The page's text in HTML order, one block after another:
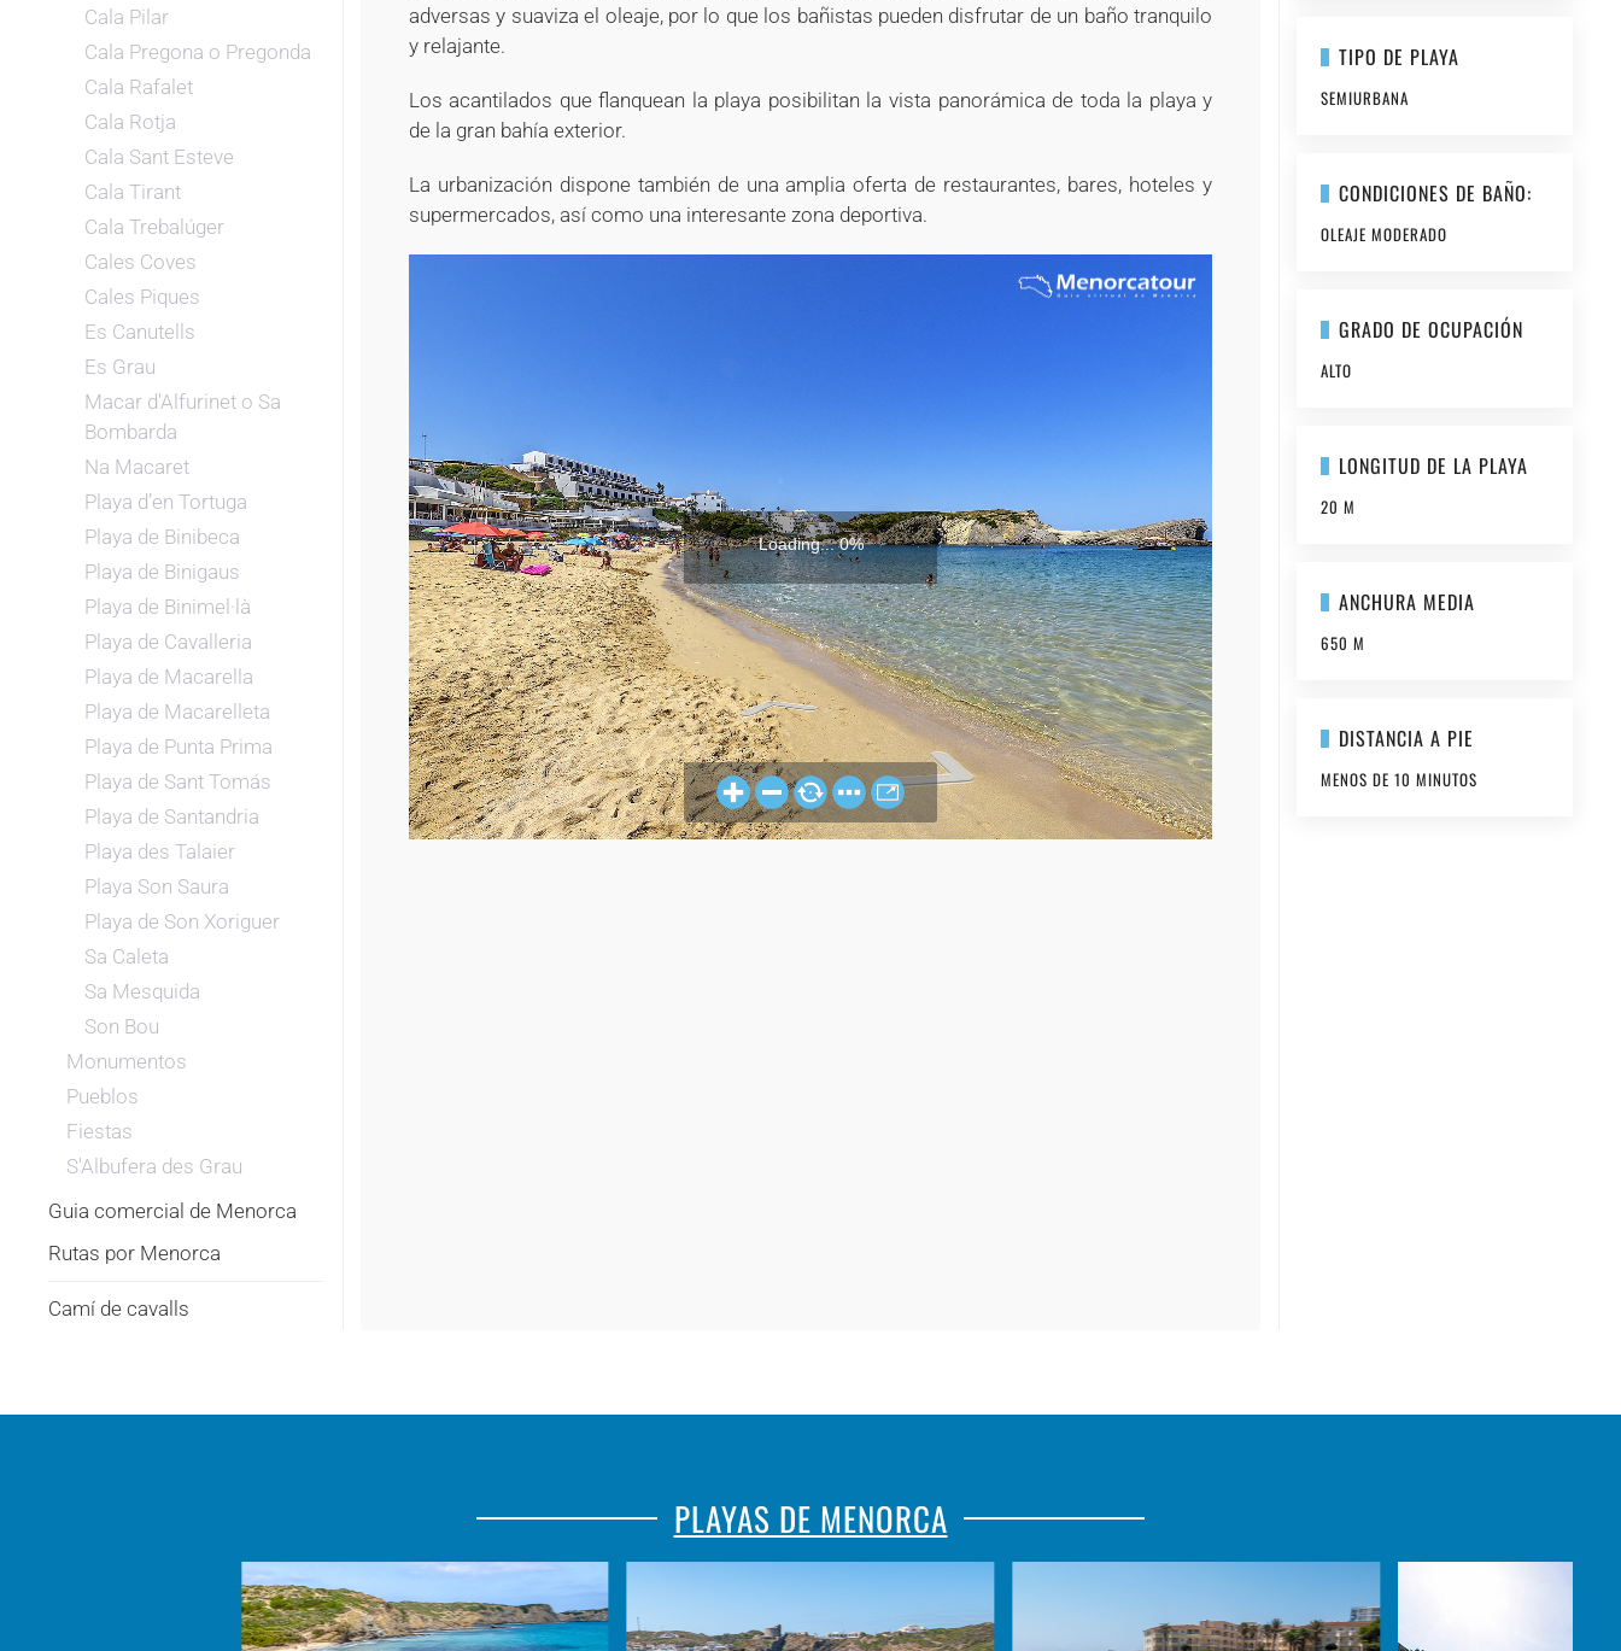
Cala Pilar
Cala Pregona o Pregonda
Cala Rafalet
Cala Rotja
Cala Sant Esteve
Cala Tirant
Cala Trebalúger
Cales Coves
Cales Piques
Es Canutells
Es Grau
Macar d'Alfurinet o Sa
Bombarda
Na Macaret
Playa d’en Tortuga
Playa de Binibeca
Playa de Binigaus
Playa de Binimel·là
Playa de Cavalleria
Playa de Macarella
Playa de Macarelleta
Playa de Punta Prima
Playa de Sant Tomás
Playa de Santandria
Playa des Talaier
Playa Son Saura
Playa de Son Xoriguer
Sa Caleta
Sa Mesquida
Son Bou
Monumentos
Pueblos
Fiestas
S'Albufera des Grau
Guia comercial de Menorca
Rutas por Menorca
Camí de cavalls
adversas y suaviza el oleaje, por lo que los bañistas pueden disfrutar de un baño tranquilo
y relajante.
Los acantilados que flanquean la playa posibilitan la vista panorámica de toda la playa y
de la gran bahía exterior.
La urbanización dispone también de una amplia oferta de restaurantes, bares, hoteles y
supermercados, así como una interesante zona deportiva.
TIPO DE PLAYA
SEMIURBANA
CONDICIONES DE BAÑO:
OLEAJE MODERADO
GRADO DE OCUPACIÓN
ALTO
LONGITUD DE LA PLAYA
20 M
ANCHURA MEDIA
650 M
DISTANCIA A PIE
MENOS DE 10 MINUTOS
PLAYAS DE MENORCA